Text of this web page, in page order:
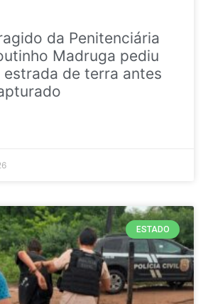
da Penitenciária
Madruga pediu
estrada de terra antes
ESTADO